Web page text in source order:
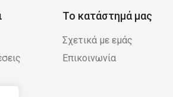
Το κατάστημά μας
Σχετικά με εμάς
Επικοινωνία